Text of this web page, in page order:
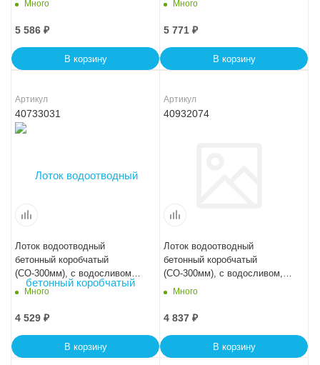
Много
5 586 ₽
В корзину
Много
5 771 ₽
В корзину
Артикул
40733031
Лоток водоотводный
бетонный коробчатый
(СО-300мм), с водосливом
КПв 100.44(30).31(24) - BGF-
Много
4 529 ₽
В корзину
Артикул
40932074
Лоток водоотводный
бетонный коробчатый
(СО-300мм), с водосливом,
KUв 100.44(30).24(17,5) -
Много
4 837 ₽
В корзину